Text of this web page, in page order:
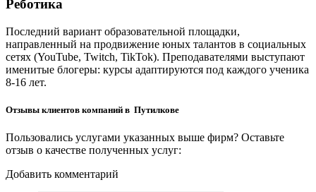
Реботика
Последний вариант образовательной площадки,
направленный на продвижение юных талантов в социальных
сетях (YouTube, Twitch, TikTok). Преподавателями выступают
именитые блогеры: курсы адаптируются под каждого ученика
8-16 лет.
Отзывы клиентов компаний в Путилкове
Пользовались услугами указанных выше фирм? Оставьте
отзыв о качестве полученных услуг:
Добавить комментарий